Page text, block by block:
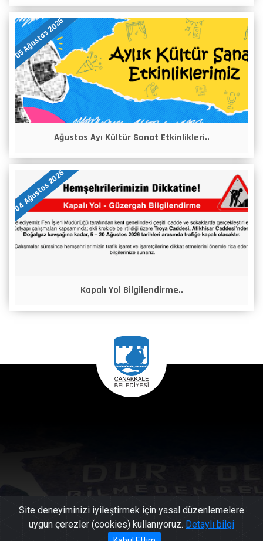
05 Ağustos 2026
Ağustos Ayı Kültür Sanat Etkinlikleri..
04 Ağustos 2026
Kapalı Yol Bilgilendirme..
Site deneyiminizi iyileştirmek için yasal düzenlemelere
uygun çerezler (cookies) kullanıyoruz. Detaylı bilgi